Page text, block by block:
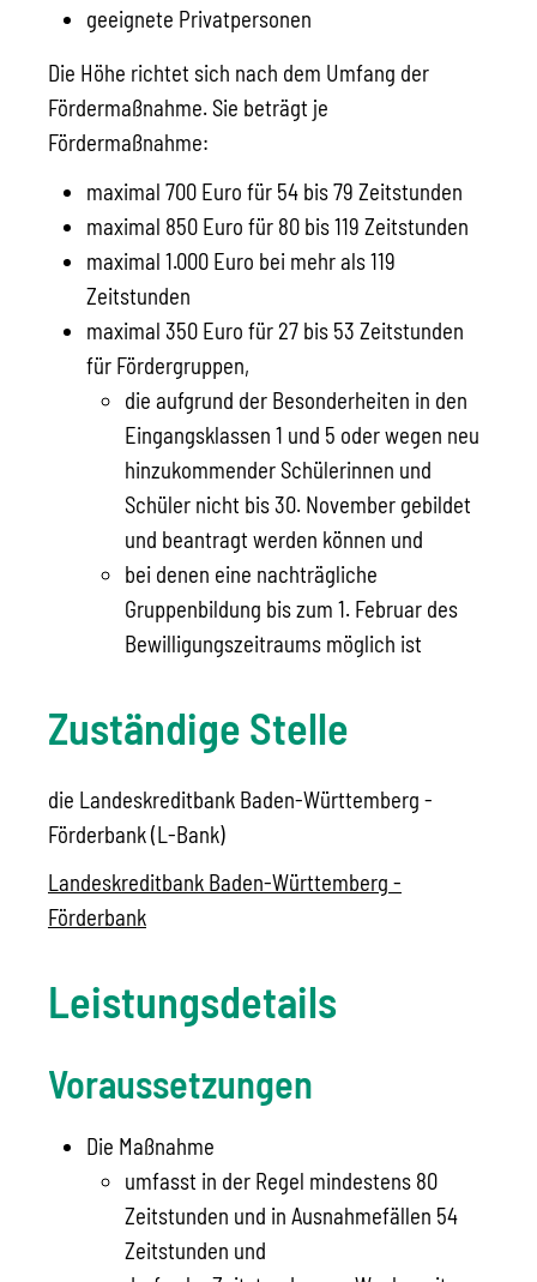
geeignete Privatpersonen
Die Höhe richtet sich nach dem Umfang der
Fördermaßnahme.Sie beträgt je
Fördermaßnahme:
maximal 700 Euro für 54 bis 79 Zeitstunden
maximal 850 Euro für 80 bis 119 Zeitstunden
maximal 1.000 Euro bei mehr als 119
Zeitstunden
maximal 350 Euro für 27 bis 53 Zeitstunden
für Fördergruppen,
die aufgrund der Besonderheiten in den
Eingangsklassen 1 und 5 oder wegen neu
hinzukommender Schülerinnen und
Schüler nicht bis 30. November gebildet
und beantragt werden können und
bei denen eine nachträgliche
Gruppenbildung bis zum 1. Februar des
Bewilligungszeitraums möglich ist
Zuständige Stelle
die Landeskreditbank Baden-Württemberg -
Förderbank (L-Bank)
Landeskreditbank Baden-Württemberg -
Förderbank
Leistungsdetails
Voraussetzungen
Die Maßnahme
umfasst in der Regel mindestens 80
Zeitstunden und in Ausnahmefällen 54
Zeitstunden und